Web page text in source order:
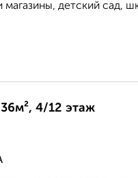
детский сад,
4/12 этаж